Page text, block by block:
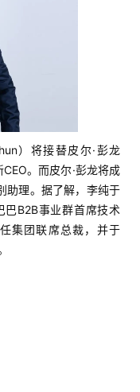
）将接替皮尔·彭龙
。而皮尔·彭龙将成
助理。据了解，李纯于
B2B事业群首席技术
集团联席总裁，并于